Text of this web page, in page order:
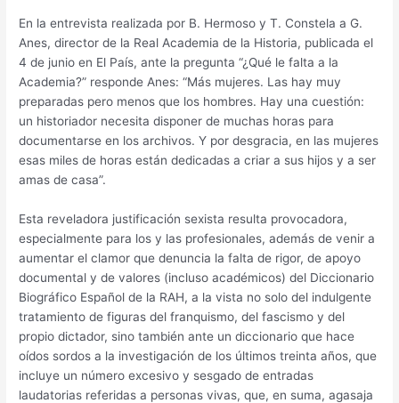
En la entrevista realizada por B. Hermoso y T. Constela a G.
Anes, director de la Real Academia de la Historia, publicada el
4 de junio en El País, ante la pregunta “¿Qué le falta a la
Academia?” responde Anes: “Más mujeres. Las hay muy
preparadas pero menos que los hombres. Hay una cuestión:
un historiador necesita disponer de muchas horas para
documentarse en los archivos. Y por desgracia, en las mujeres
esas miles de horas están dedicadas a criar a sus hijos y a ser
amas de casa”.
Esta reveladora justificación sexista resulta provocadora,
especialmente para los y las profesionales, además de venir a
aumentar el clamor que denuncia la falta de rigor, de apoyo
documental y de valores (incluso académicos) del Diccionario
Biográfico Español de la RAH, a la vista no solo del indulgente
tratamiento de figuras del franquismo, del fascismo y del
propio dictador, sino también ante un diccionario que hace
oídos sordos a la investigación de los últimos treinta años, que
incluye un número excesivo y sesgado de entradas
laudatorias referidas a personas vivas, que, en suma, agasaja